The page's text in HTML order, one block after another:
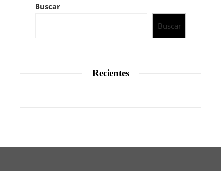
Buscar
Buscar
Recientes